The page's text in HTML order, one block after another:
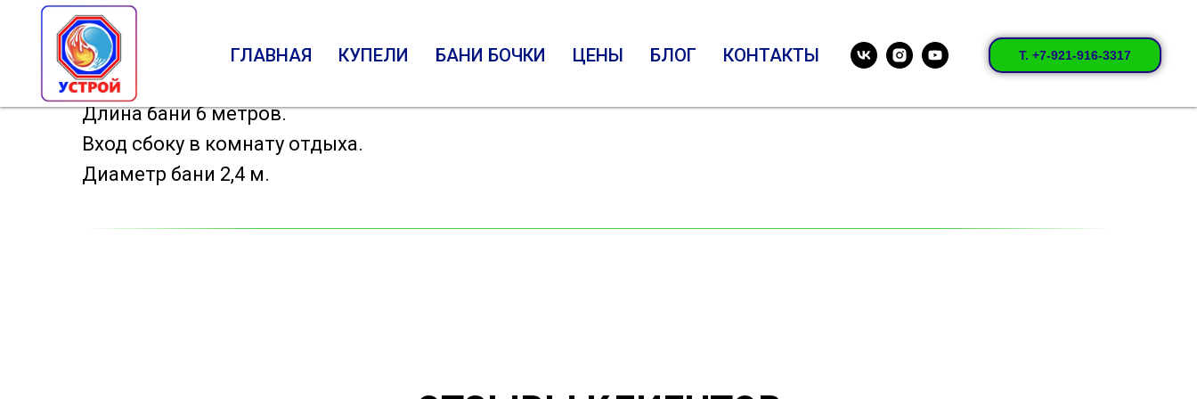
ГЛАВНАЯ КУПЕЛИ БАНИ БОЧКИ ЦЕНЫ БЛОГ КОНТАКТЫ Т. +7-921-916-3317
Баня бочка "люкс" с боковым входом
Бани
Баня бочка "люкс" с боковым входом от компании "Устрой"
Длина бани 6 метров.
Вход сбоку в комнату отдыха.
Диаметр бани 2,4 м.